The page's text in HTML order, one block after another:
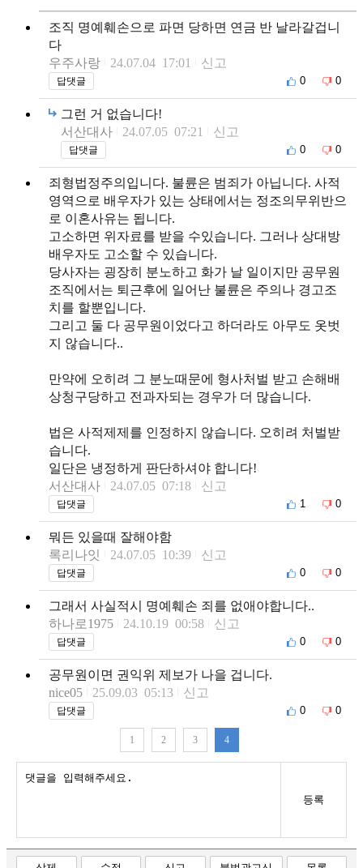
조직 명예훼손으로 파면 당하면 연금 반 날라갈겁니
다
우주사랑
24.07.04 17:01 신고
답댓글 0 0
그런 거 없습니다!
서산대사
24.07.05 07:21 신고
답댓글 0 0
죄형법정주의입니다. 불륜은 범죄가 아닙니다. 사적
영역으로 배우자가 있는 상태에서는 정조의무위반으
로 이혼사유는 됩니다.
고소하면 위자료를 받을 수있습니다. 그러나 상대방
배우자도 고소할 수 있습니다.
당사자는 굉장히 분노하고 화가 날 일이지만 공무원
조직에서는 퇴근후에 일어난 불륜은 주의나 경고조
치를 할뿐입니다.
그리고 둘 다 공무원이었다고 하더라도 아무도 옷벗
지 않습니다..
만약에 오히려 그 분노때문에 형사처벌 받고 손해배
상청구당하고 전과자되는 경우가 더 많습니다.
법은 사적제제를 인정하지 않습니다. 오히려 처벌받
습니다.
일단은 냉정하게 판단하셔야 합니다!
서산대사
24.07.05 07:18 신고
답댓글 1 0
뭐든 있을때 잘해야함
록리나잇
24.07.05 10:39 신고
답댓글 0 0
그래서 사실적시 명예훼손 죄를 없애야합니다..
하나로1975
24.10.19 00:58 신고
답댓글 0 0
공무원이면 권익위 제보가 나을 겁니다.
nice05
25.09.03 05:13 신고
답댓글 0 0
1 2 3 4
등록